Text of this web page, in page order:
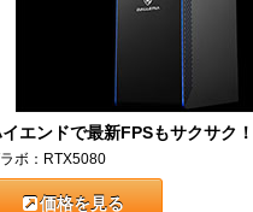
エンドで最新FPSもサクサク！
ボ：RTX5080
価格を見る